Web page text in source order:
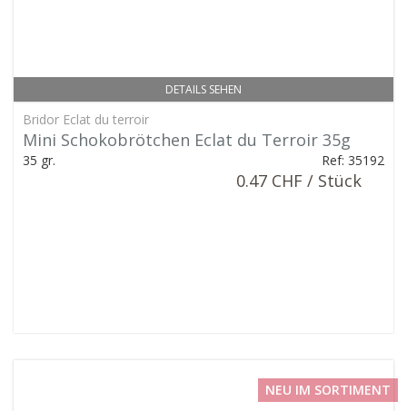
DETAILS SEHEN
Bridor Eclat du terroir
Mini Schokobrötchen Eclat du Terroir 35g
35 gr. Ref: 35192
0.47 CHF / Stück
NEU IM SORTIMENT